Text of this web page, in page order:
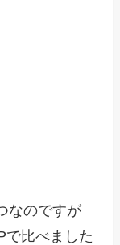
なのですが
で比べました